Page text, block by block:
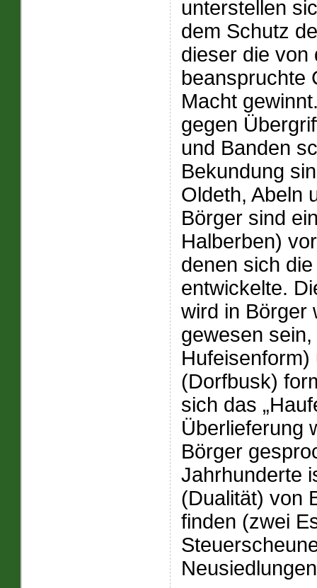
unterstellen
dem Schutz
dieser die von
beanspruchte
Macht
gegen
und Banden
Bekundung
Oldeth, Abeln
Börger sind
Halberben)
denen sich
entwickelte.
wird in Börger
gewesen
(Dorfbusk)
sich das
Überlieferung
Börger
Jahrhunderte
(Dualität) von
finden (zwei